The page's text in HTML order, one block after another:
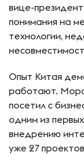
вице-
понимания на
технологии,
Опыт Китая
работают.
посетил с
одним из
внедрению
уже 27